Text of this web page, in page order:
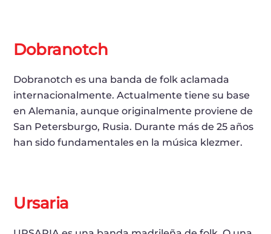
Dobranotch
Dobranotch es una banda de folk aclamada
internacionalmente. Actualmente tiene su base
en Alemania, aunque originalmente proviene de
San Petersburgo, Rusia. Durante más de 25 años
han sido fundamentales en la música klezmer.
Ursaria